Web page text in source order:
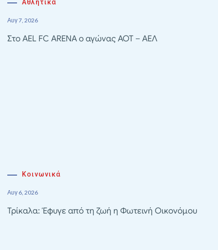
Αθλητικα
Αυγ 7, 2026
Στο AEL FC ARENA ο αγώνας ΑΟΤ – ΑΕΛ
Κοινωνικά
Αυγ 6, 2026
Τρίκαλα: Έφυγε από τη ζωή η Φωτεινή Οικονόμου